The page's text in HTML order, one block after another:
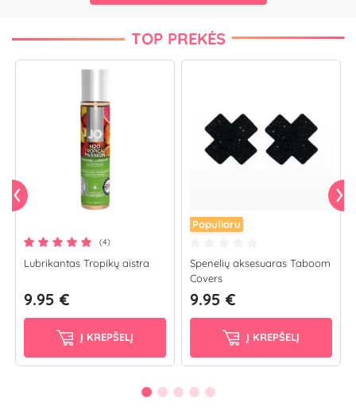
TOP PREKĖS
(4)
Lubrikantas Tropikų aistra
9.95 €
Į KREPŠELĮ
Populiaru
Spenelių aksesuaras Taboom
Covers
9.95 €
Į KREPŠELĮ